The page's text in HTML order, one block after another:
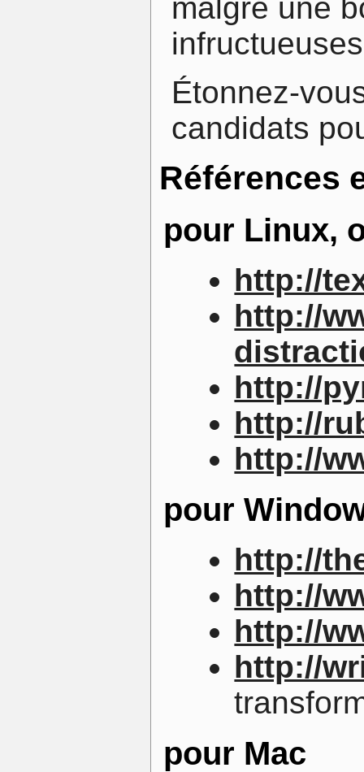
malgré une
Étonnez-
candidats
Références
pour Linux,
http://
http://
http://
http://
http://
pour
http://
http://
http://
http://
pour Mac